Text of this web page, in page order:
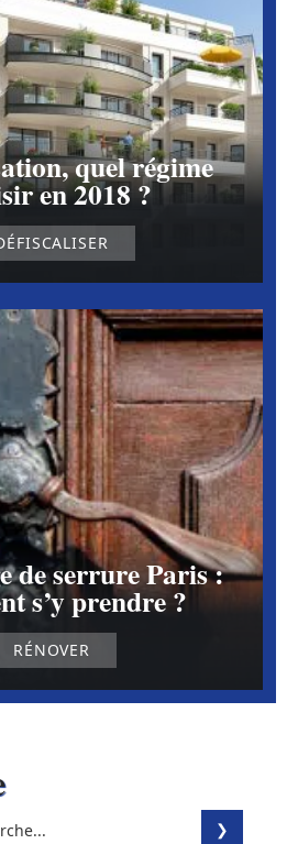
quel régime
en 2018 ?
de serrure Paris :
s’y prendre ?
RÉNOVER